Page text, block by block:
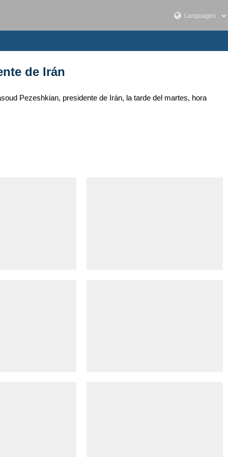
de Irán
Pezeshkian, presidente de Irán, la tarde del martes, hora